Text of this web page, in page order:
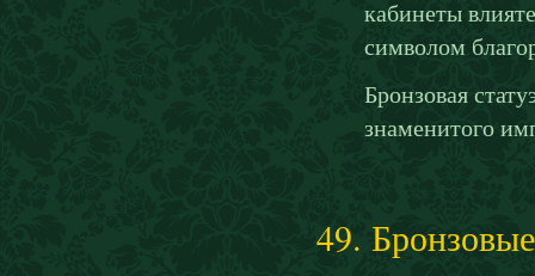
кабинеты
символом
Бронзовая
знаменитого
49.